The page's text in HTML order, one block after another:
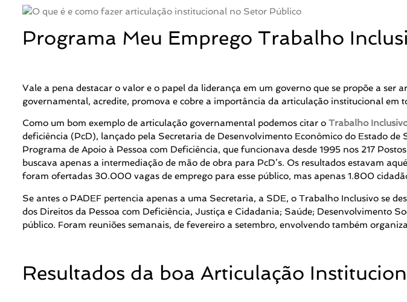
Programa Meu Emprego Trabalho
Vale a pena destacar o valor e o papel da liderança em um governo que se propõe a
governamental, acredite, promova e cobre a importância da articulação institucional em
Como um bom exemplo de articulação governamental podemos citar o Trabalho
deficiência (PcD), lançado pela Secretaria de Desenvolvimento Econômico do Estado
Programa de Apoio à Pessoa com Deficiência, que funcionava desde 1995 nos 217
buscava apenas a intermediação de mão de obra para PcD’s. Os resultados estavam
foram ofertadas 30.000 vagas de emprego para esse público, mas apenas 1.800
Se antes o PADEF pertencia apenas a uma Secretaria, a SDE, o Trabalho Inclusivo se
dos Direitos da Pessoa com Deficiência, Justiça e Cidadania; Saúde; Desenvolvimento
público. Foram reuniões semanais, de fevereiro a setembro, envolvendo também
Resultados da boa Articulação